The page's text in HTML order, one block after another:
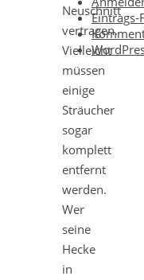
Neuschnitt
vertragen.
Vielleicht
müssen
einige
Sträucher
sogar
komplett
entfernt
werden.
Wer
seine
Hecke
in
Eintrags-